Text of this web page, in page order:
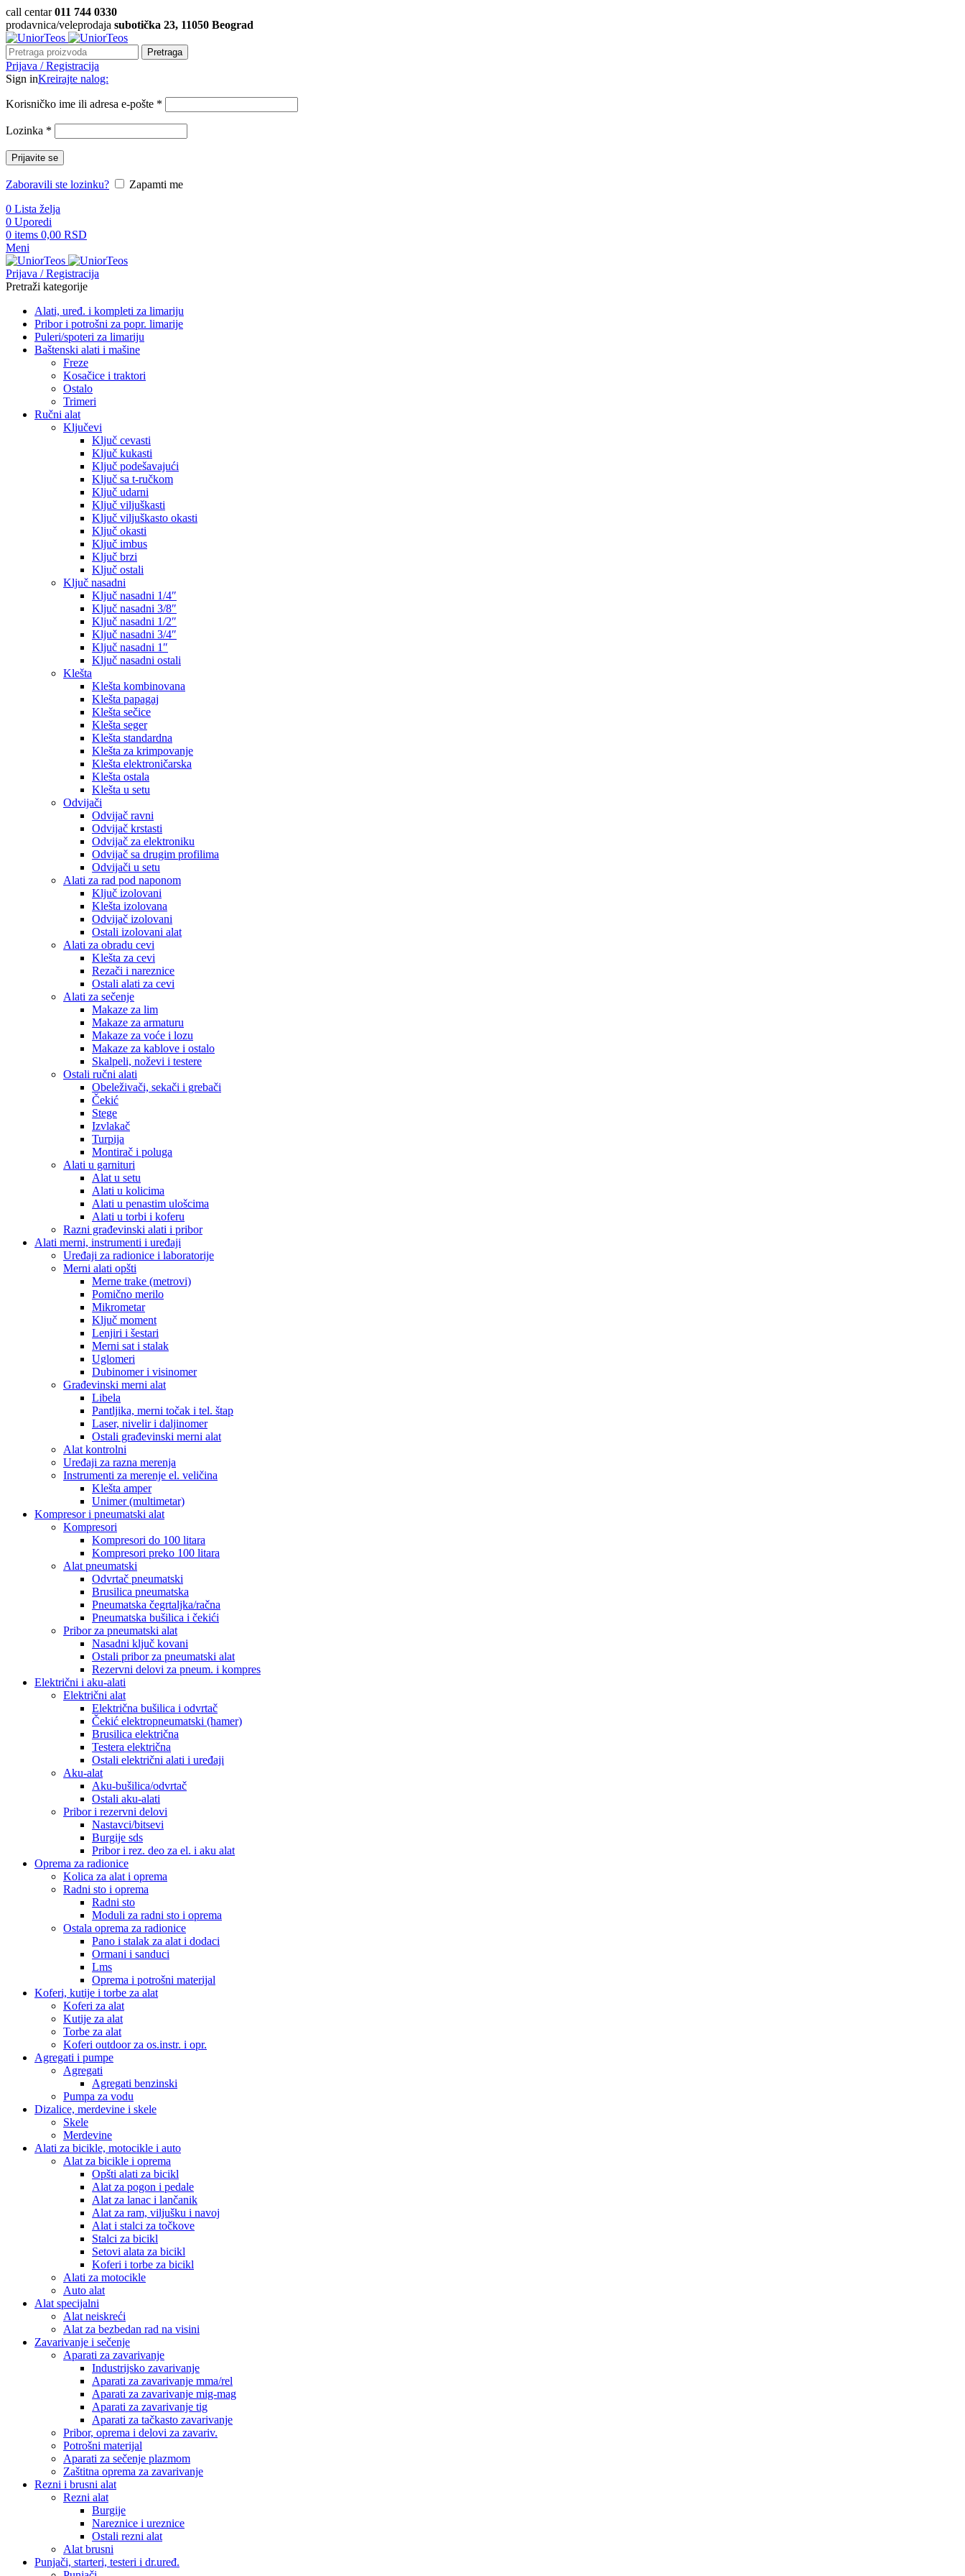
call centar011 744 0330
prodavnica/veleprodaja subotička 23, 11050 Beograd
Pretraga
Prijava / Registracija
Sign inKreirajte nalog:
Korisničko ime ili adresa e-pošte *
Lozinka *
Prijavite se
Zaboravili ste lozinku?
Zapamti me
0 Lista želja
0 Uporedi
0 items 0,00 RSD
Meni
Prijava / Registracija
Pretraži kategorije
Alati, uređ. i kompleti za limariju
Pribor i potrošni za popr. limarije
Puleri/spoteri za limariju
Baštenski alati i mašine
Freze
Kosačice i traktori
Ostalo
Trimeri
Ručni alat
Ključevi
Ključ cevasti
Ključ kukasti
Ključ podešavajući
Ključ sa t-ručkom
Ključ udarni
Ključ viljuškasti
Ključ viljuškasto okasti
Ključ okasti
Ključ imbus
Ključ brzi
Ključ ostali
Ključ nasadni
Ključ nasadni 1/4″
Ključ nasadni 3/8″
Ključ nasadni 1/2″
Ključ nasadni 3/4″
Ključ nasadni 1″
Ključ nasadni ostali
Klešta
Klešta kombinovana
Klešta papagaj
Klešta sečice
Klešta seger
Klešta standardna
Klešta za krimpovanje
Klešta elektroničarska
Klešta ostala
Klešta u setu
Odvijači
Odvijač ravni
Odvijač krstasti
Odvijač za elektroniku
Odvijač sa drugim profilima
Odvijači u setu
Alati za rad pod naponom
Ključ izolovani
Klešta izolovana
Odvijač izolovani
Ostali izolovani alat
Alati za obradu cevi
Klešta za cevi
Rezači i nareznice
Ostali alati za cevi
Alati za sečenje
Makaze za lim
Makaze za armaturu
Makaze za voće i lozu
Makaze za kablove i ostalo
Skalpeli, noževi i testere
Ostali ručni alati
Obeleživači, sekači i grebači
Čekić
Stege
Izvlakač
Turpija
Montirač i poluga
Alati u garnituri
Alat u setu
Alati u kolicima
Alati u penastim ulošcima
Alati u torbi i koferu
Razni građevinski alati i pribor
Alati merni, instrumenti i uređaji
Uređaji za radionice i laboratorije
Merni alati opšti
Merne trake (metrovi)
Pomično merilo
Mikrometar
Ključ moment
Lenjiri i šestari
Merni sat i stalak
Uglomeri
Dubinomer i visinomer
Građevinski merni alat
Libela
Pantljika, merni točak i tel. štap
Laser, nivelir i daljinomer
Ostali građevinski merni alat
Alat kontrolni
Uređaji za razna merenja
Instrumenti za merenje el. veličina
Klešta amper
Unimer (multimetar)
Kompresor i pneumatski alat
Kompresori
Kompresori do 100 litara
Kompresori preko 100 litara
Alat pneumatski
Odvrtač pneumatski
Brusilica pneumatska
Pneumatska čegrtaljka/račna
Pneumatska bušilica i čekići
Pribor za pneumatski alat
Nasadni ključ kovani
Ostali pribor za pneumatski alat
Rezervni delovi za pneum. i kompres
Električni i aku-alati
Električni alat
Električna bušilica i odvrtač
Čekić elektropneumatski (hamer)
Brusilica električna
Testera električna
Ostali električni alati i uređaji
Aku-alat
Aku-bušilica/odvrtač
Ostali aku-alati
Pribor i rezervni delovi
Nastavci/bitsevi
Burgije sds
Pribor i rez. deo za el. i aku alat
Oprema za radionice
Kolica za alat i oprema
Radni sto i oprema
Radni sto
Moduli za radni sto i oprema
Ostala oprema za radionice
Pano i stalak za alat i dodaci
Ormani i sanduci
Lms
Oprema i potrošni materijal
Koferi, kutije i torbe za alat
Koferi za alat
Kutije za alat
Torbe za alat
Koferi outdoor za os.instr. i opr.
Agregati i pumpe
Agregati
Agregati benzinski
Pumpa za vodu
Dizalice, merdevine i skele
Skele
Merdevine
Alati za bicikle, motocikle i auto
Alat za bicikle i oprema
Opšti alati za bicikl
Alat za pogon i pedale
Alat za lanac i lančanik
Alat za ram, viljušku i navoj
Alat i stalci za točkove
Stalci za bicikl
Setovi alata za bicikl
Koferi i torbe za bicikl
Alati za motocikle
Auto alat
Alat specijalni
Alat neiskreći
Alat za bezbedan rad na visini
Zavarivanje i sečenje
Aparati za zavarivanje
Industrijsko zavarivanje
Aparati za zavarivanje mma/rel
Aparati za zavarivanje mig-mag
Aparati za zavarivanje tig
Aparati za tačkasto zavarivanje
Pribor, oprema i delovi za zavariv.
Potrošni materijal
Aparati za sečenje plazmom
Zaštitna oprema za zavarivanje
Rezni i brusni alat
Rezni alat
Burgije
Nareznice i ureznice
Ostali rezni alat
Alat brusni
Punjači, starteri, testeri i dr.uređ.